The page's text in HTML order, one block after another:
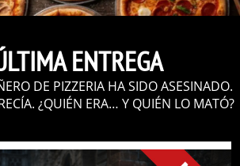
ENTREGA
DE PIZZERIA HA SIDO ASESINADO.
¿QUIÉN ERA… Y QUIÉN LO MATÓ?